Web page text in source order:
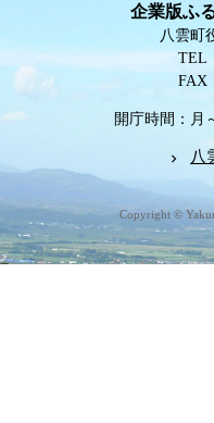
企業版ふ
八雲町
TEL
FAX
開庁時間：月
八
Copyright ©